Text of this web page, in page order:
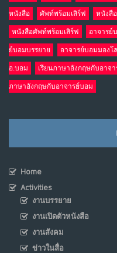
หนังสือ ศัพท์พร้อมเสิร์ฟ หนังสื
หนังสือศัพท์พร้อมเสิร์ฟ อาจารย์
ย์บอมบรรยาย อาจารย์บอมมองโ
อ.บอม เรียนภาษาอังกฤษกับอาจ
ภาษาอังกฤษกับอาจารย์บอม
Home
Activities
งานบรรยาย
งานเปิดตัวหนังสือ
งานสังคม
ข่าวในสื่อ